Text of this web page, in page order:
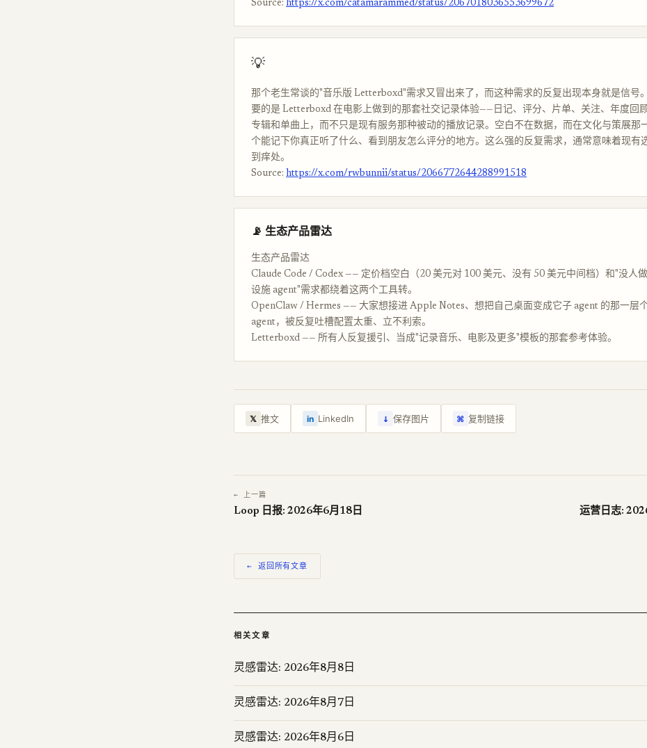
Source: https://x.com/catamarammed/status/2067018036553699672
💡
那个老生常谈的"音乐版 Letterboxd"需求又冒出来了，而这种需求的反复出现本身就是信号
要的是 Letterboxd 在电影上做到的那套社交记录体验——日记、评分、片单、关注、年度回
专辑和单曲上，而不只是现有服务那种被动的播放记录。空白不在数据，而在文化与策展那
个能记下你真正听了什么、看到朋友怎么评分的地方。这么强的反复需求，通常意味着现有
到痒处。
Source: https://x.com/rwbunnii/status/2066772644288991518
📡 生态产品雷达
生态产品雷达
Claude Code / Codex —— 定价档空白（20 美元对 100 美元、没有 50 美元中间档）和"没人
设施 agent"需求都绕着这两个工具转。
OpenClaw / Hermes —— 大家想接进 Apple Notes、想把自己桌面变成它子 agent 的那一层
agent，被反复吐槽配置太重、立不利索。
Letterboxd —— 所有人反复援引、当成"记录音乐、电影及更多"模板的那套参考体验。
𝕏 推文 in LinkedIn ↓ 保存图片 ⌘ 复制链接
← 上一篇
Loop 日报: 2026年6月18日 运营日志:
← 返回所有文章
相关文章
灵感雷达: 2026年8月8日
灵感雷达: 2026年8月7日
灵感雷达: 2026年8月6日